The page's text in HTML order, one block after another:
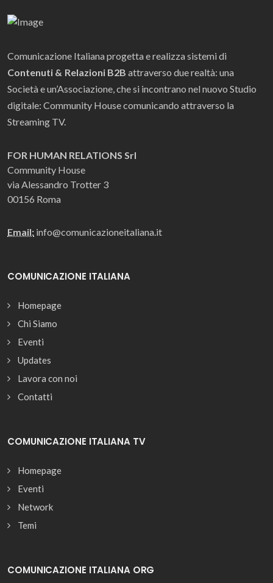
Comunicazione Italiana progetta e realizza sistemi di
Contenuti & Relazioni B2B attraverso due realtà: una
Società e un’Associazione, che si incontrano nel nuovo Studio
digitale: Community House comunicando attraverso la
Streaming TV.
FOR HUMAN RELATIONS Srl
Community House
via Alessandro Trotter 3
00156 Roma
Email: info@comunicazioneitaliana.it
COMUNICAZIONE ITALIANA
Homepage
Chi Siamo
Eventi
Updates
Lavora con noi
Contatti
COMUNICAZIONE ITALIANA TV
Homepage
Eventi
Network
Temi
COMUNICAZIONE ITALIANA ORG